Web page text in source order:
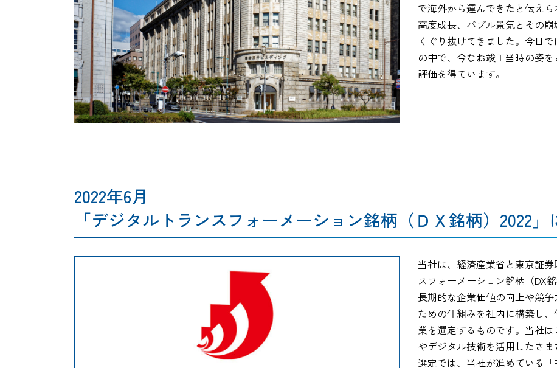
で海外から運んできたと伝え
高度成長、バブル景気とその
くぐり抜けてきました。今日
の中で、今なお竣工当時の姿
評価を得ています。
2022年6月
「デジタルトランスフォーメーション銘柄（ＤＸ銘柄）2022」
当社は、経済産業省と東京証
スフォーメーション銘柄（DX
長期的な企業価値の向上や競
ための仕組みを社内に構築し
業を選定するものです。当社は
やデジタル技術を活用したさ
選定では、当社が進めている